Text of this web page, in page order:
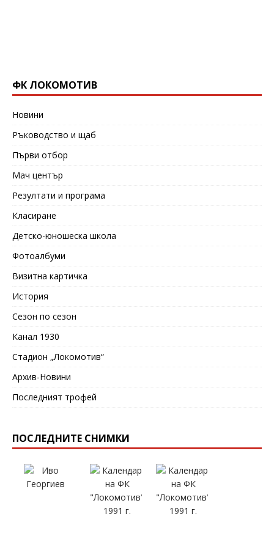
ФК ЛОКОМОТИВ
Новини
Ръководство и щаб
Първи отбор
Мач център
Резултати и програма
Класиране
Детско-юношеска школа
Фотоалбуми
Визитна картичка
История
Сезон по сезон
Канал 1930
Стадион „Локомотив“
Архив-Новини
Последният трофей
ПОСЛЕДНИТЕ СНИМКИ